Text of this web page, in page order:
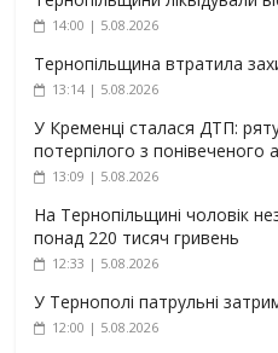
14:00 | 5.08.2026
Тернопільщина втратила
13:14 | 5.08.2026
У Кременці сталася ДТП:
потерпілого з понівеченого
13:09 | 5.08.2026
На Тернопільщині чоловік
понад 220 тисяч гривень
12:33 | 5.08.2026
У Тернополі патрульні
12:00 | 5.08.2026